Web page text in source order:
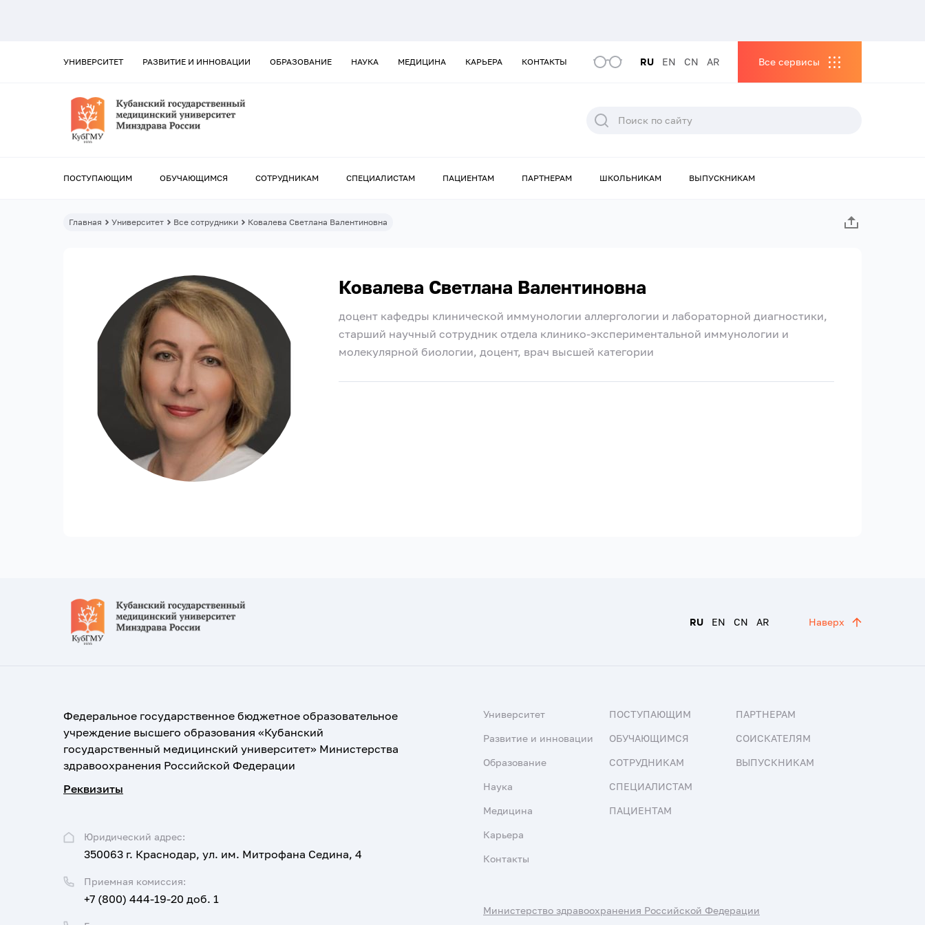
УНИВЕРСИТЕТ РАЗВИТИЕ И ИННОВАЦИИ ОБРАЗОВАНИЕ НАУКА МЕДИЦИНА КАРЬЕРА КОНТАКТЫ RU EN CN AR Все сервисы
ПОСТУПАЮЩИМ ОБУЧАЮЩИМСЯ СОТРУДНИКАМ СПЕЦИАЛИСТАМ ПАЦИЕНТАМ ПАРТНЕРАМ ШКОЛЬНИКАМ ВЫПУСКНИКАМ
Главная Университет Все сотрудники Ковалева Светлана Валентиновна
Ковалева Светлана Валентиновна
доцент кафедры клинической иммунологии аллергологии и лабораторной диагностики,
старший научный сотрудник отдела клинико-экспериментальной иммунологии и
молекулярной биологии, доцент, врач высшей категории
RU EN CN AR Наверх
Федеральное государственное бюджетное образовательное
учреждение высшего образования «Кубанский
государственный медицинский университет» Министерства
здравоохранения Российской Федерации
Реквизиты
Юридический адрес:
350063 г. Краснодар, ул. им. Митрофана Седина, 4
Приемная комиссия:
+7 (800) 444-19-20 доб. 1
Университет
Развитие и инновации
Образование
Наука
Медицина
Карьера
Контакты
ПОСТУПАЮЩИМ
ОБУЧАЮЩИМСЯ
СОТРУДНИКАМ
СПЕЦИАЛИСТАМ
ПАЦИЕНТАМ
ПАРТНЕРАМ
СОИСКАТЕЛЯМ
ВЫПУСКНИКАМ
Министерство здравоохранения Российской Федерации